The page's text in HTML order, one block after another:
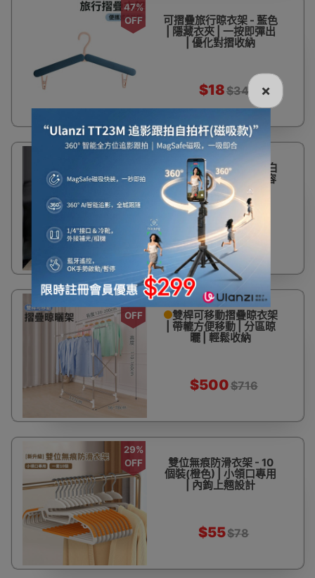
47%
OFF
可摺疊旅行晾衣架 - 藍色
| 隱藏衣夾 | 一按即彈出
| 優化對摺收納
$18$34
可摺疊免打孔晾曬架 - 白
色 | 三角支撐 | 多層大容
量
$262$298
OFF
雙桿可移動摺疊晾衣架
| 帶轆方便移動 | 分區晾
曬 | 輕鬆收納
$500$716
29%
OFF
雙位無痕防滑衣架 - 10
個裝(橙色) | 小領口專用
| 內鉤上翹設計
$55$78
×